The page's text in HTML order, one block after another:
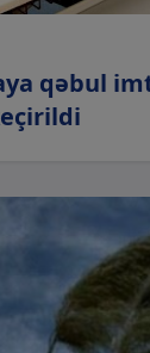
qəbul